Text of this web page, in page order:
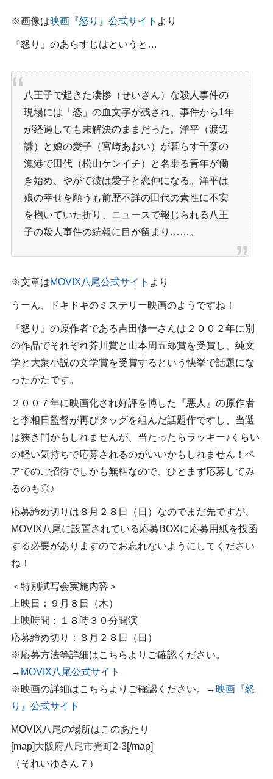
※画像は映画『怒り』公式サイト より
『怒り』のあらすじはというと…
八王子で起きた凄惨（せいさん）な殺人事件の
現場には「怒」の血文字が残され、事件から1年
が経過しても未解決のままだった。洋平（渡辺
謙）と娘の愛子（宮崎あおい）が暮らす千葉の
漁港で田代（松山ケンイチ）と名乗る青年が働
き始め、やがて彼は愛子と恋仲になる。洋平は
娘の幸せを願うも前歴不詳の田代の素性に不安
を抱いていた折り、ニュースで報じられる八王
子の殺人事件の続報に目が留まり……。
※文章はMOVIX八尾公式サイト より
うーん、ドキドキのミステリー映画のようですね！
『怒り』の原作者である吉田修一さんは２００２年に別
の作品でそれぞれ芥川賞と山本周五郎賞を受賞し、純文
学と大衆小説の文学賞を受賞するという快挙で話題にな
ったかたです。
２００７年に映画化され好評を博した『悪人』の原作者
と李相日監督が再びタッグを組んだ話題作ですし、当選
は狭き門かもしれませんが、当たったらラッキー♪くらい
の軽い気持ちで応募されるのがいいかもしれません！ペ
アでのご招待でしかも無料なので、ひとまず応募してみ
るのも◎♪
応募締め切りは８月２８日（日）なのでまだ先ですが、
MOVIX八尾に設置されている応募BOXに応募用紙を投函
する必要がありますのでお忘れないようにしてください
ね！
＜特別試写会実施内容＞
上映日：９月８日（木）
上映時間：１８時３０分開演
応募締め切り：８月２８日（日）
※応募方法等詳細はこちらよりご確認ください。
→ MOVIX八尾公式サイト
※映画の詳細はこちらよりご確認ください。→ 映画『怒
り』公式サイト
MOVIX八尾の場所はこのあたり
[map]大阪府八尾市光町2-3[/map]
（それいゆさん７）